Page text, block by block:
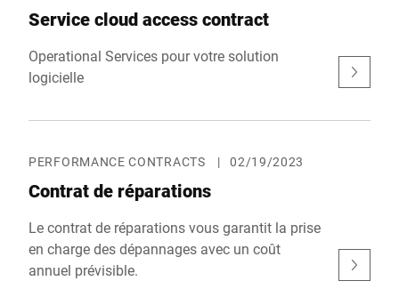
Rue *
Ville *
Pays *
Service cloud access contract
Operational Services pour votre solution
logicielle
PERFORMANCE CONTRACTS | 02/19/2023
Contrat de réparations
Le contrat de réparations vous garantit la prise
en charge des dépannages avec un coût
annuel prévisible.